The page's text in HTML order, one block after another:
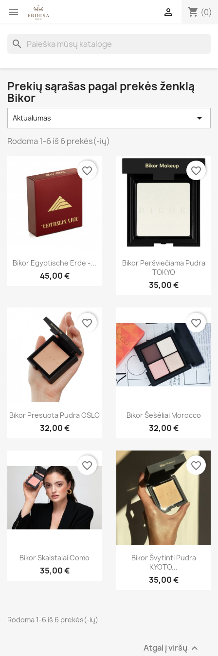
 shopping_cart (0)

search
Prekių sąrašas pagal prekės ženklą
Bikor
Aktualumas 
Rodoma 1-6 iš 6 prekės(-ių)
Greita peržiūra
Bikor Egyptische Erde -...
45,00 €
favorite_border
Greita peržiūra
Bikor Peršviečiama Pudra
TOKYO
35,00 €
favorite_border
Greita peržiūra
Bikor Presuota Pudra OSLO
32,00 €
favorite_border
Greita peržiūra
Bikor Šešėliai Morocco
32,00 €
favorite_border
Greita peržiūra
Bikor Skaistalai Como
35,00 €
favorite_border
Greita peržiūra
Bikor Švytinti Pudra
KYOTO...
35,00 €
favorite_border
Rodoma 1-6 iš 6 prekės(-ių)
Atgal į viršų 